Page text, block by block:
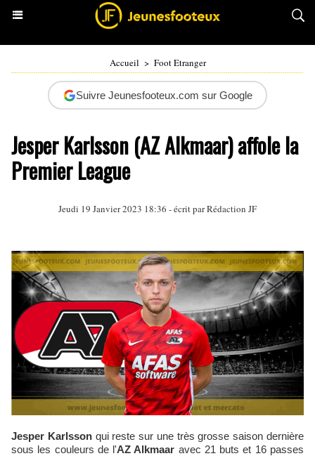
Accueil > Foot Etranger
Suivre Jeunesfooteux.com sur Google
Jesper Karlsson (AZ Alkmaar) affole la
Premier League
Jeudi 19 Janvier 2023 18:36 - écrit par Rédaction JF
Jesper Karlssonqui reste sur une très grosse saison dernière
sous les couleurs de l'AZ Alkmaar avec 21 buts et 16 passes